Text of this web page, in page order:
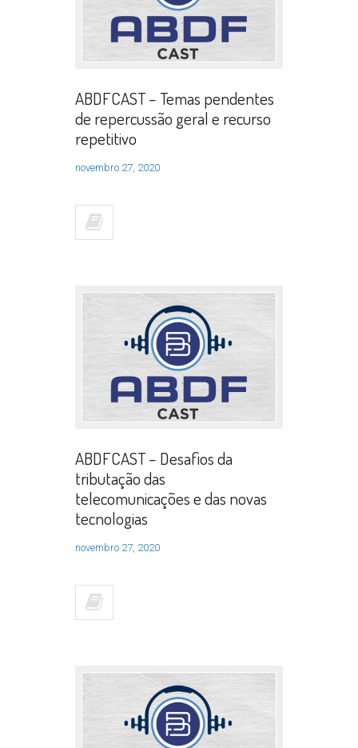
ABDFCAST – Temas pendentes
de repercussão geral e recurso
repetitivo
novembro 27, 2020
ABDFCAST – Desafios da
tributação das
telecomunicações e das novas
tecnologias
novembro 27, 2020